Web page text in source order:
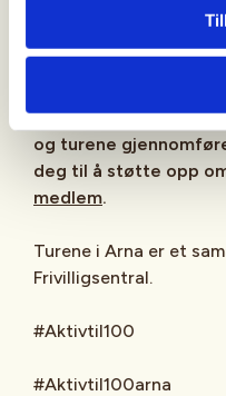
gjelder all deltakelse
Aktiv til 100 driftes av
og turene
deg til å støtte opp
medlem.
Turene i Arna er et
Frivilligsentral.
#Aktivtil100
#Aktivtil100arna